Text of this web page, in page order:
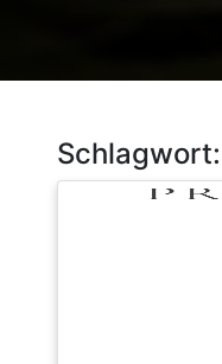
Schlagwort: